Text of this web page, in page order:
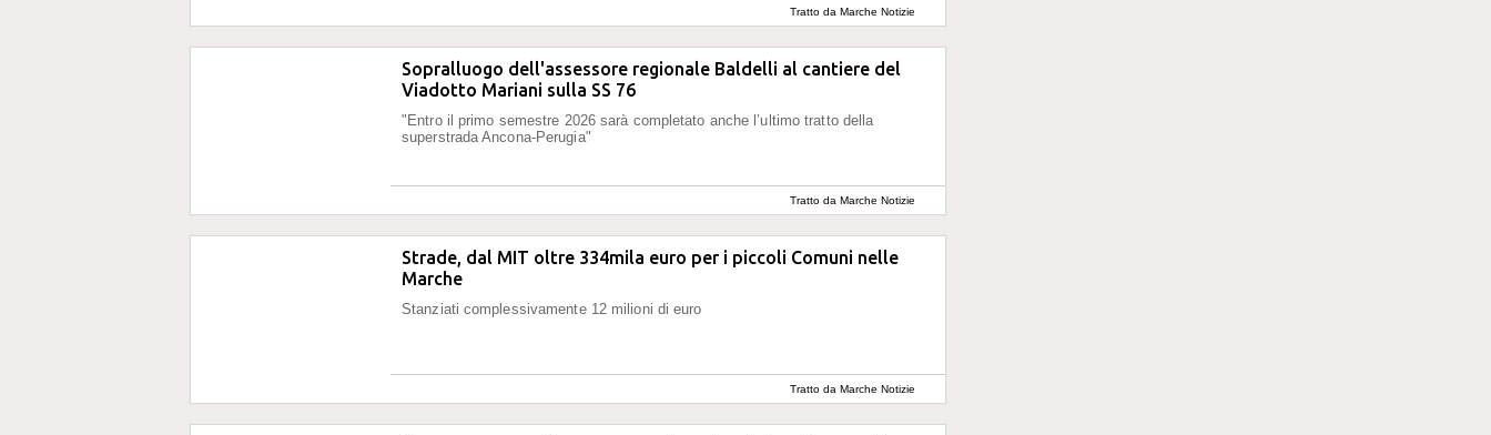
Tratto da Marche Notizie
Sopralluogo dell'assessore regionale Baldelli al cantiere del
Viadotto Mariani sulla SS 76
"Entro il primo semestre 2026 sarà completato anche l’ultimo tratto della
superstrada Ancona-Perugia"
Tratto da Marche Notizie
Strade, dal MIT oltre 334mila euro per i piccoli Comuni nelle
Marche
Stanziati complessivamente 12 milioni di euro
Tratto da Marche Notizie